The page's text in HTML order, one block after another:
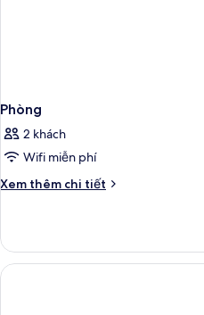
Phòng
2 khách
Wifi miễn phí
Xem thêm chi tiết
Chi
Phòng